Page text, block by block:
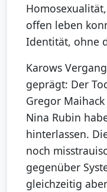
offen leben
Identität, ohne
Karows
geprägt: Der
Gregor
Nina Rubin
hinterlassen.
noch
gegenüber
gleichzeitig